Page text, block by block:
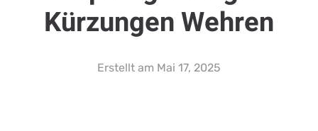
Kürzungen Wehren
Erstellt am Mai 17, 2025